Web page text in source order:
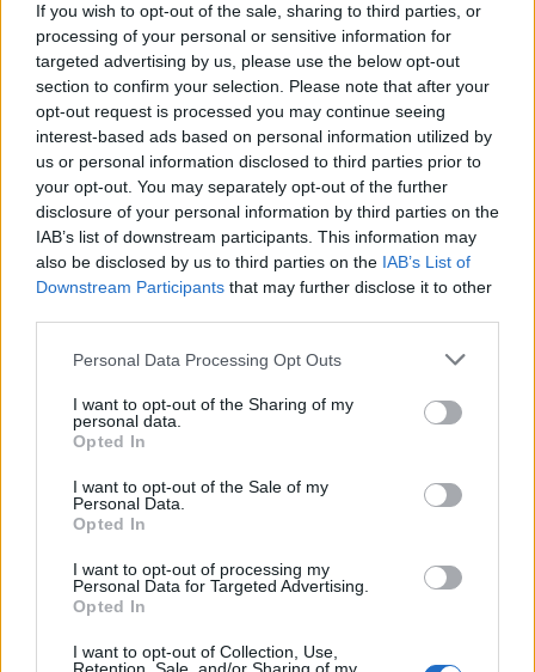
If you wish to opt-out of the sale, sharing to third parties, or
processing of your personal or sensitive information for
targeted advertising by us, please use the below opt-out
section to confirm your selection. Please note that after your
opt-out request is processed you may continue seeing
interest-based ads based on personal information utilized by
us or personal information disclosed to third parties prior to
your opt-out. You may separately opt-out of the further
disclosure of your personal information by third parties on the
IAB’s list of downstream participants. This information may
also be disclosed by us to third parties on the IAB’s List of
Downstream Participants that may further disclose it to other
Please note that this website/app uses one or more Google
not limited to your visit or usage behaviour. You may click to
grant or deny consent to Google and its third-party tags to
use your data for below specified purposes in below Google
consent section.
Personal Data Processing Opt Outs
I want to opt-out of the Sharing of my
personal data.
Opted In
I want to opt-out of the Sale of my
Personal Data.
Opted In
I want to opt-out of processing my
Personal Data for Targeted Advertising.
Opted In
I want to opt-out of Collection, Use,
Katlanban megtudja. A palicsi zseni nem először jár
nálunk – de először díszvendégként. Ezért aztán
nemcsak a világhírűvé vált Mező zenéjét játssza el
nekünk, hanem rendkívüli koncertet is tart a
Dohnányi Filharmonikus Zenekarral. És ilyenkor
derül ki, ami nyilvánvaló közhely: nincs könnyű- meg
komoly- meg ilyen meg olyan: csak jó zene van. Félix
jó zenét játszik. Nagyon jót.
majd egyre többször koreográfusként dolgozott.
Ascher…) munkatársaként ő maga is nagyszerű
színházi rendező lett. Többek között a Közép-Európa
vezetője, utóbbival érkezik hozzánk. „Fizikai
színháznak” mondják, amit képvisel. Talán inkább
gyönyörű ötvözetét valósítja meg. Színházat művel –
magas szinten.